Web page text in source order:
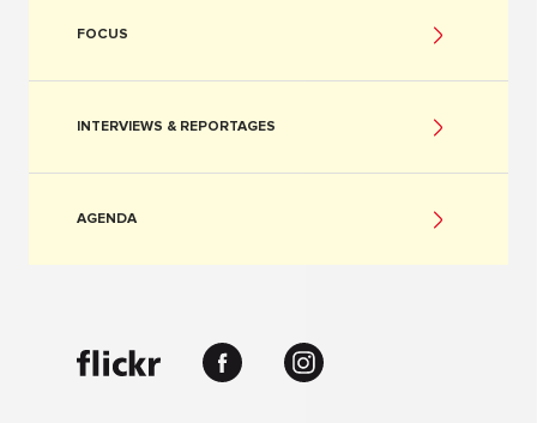
FOCUS
INTERVIEWS & REPORTAGES
AGENDA